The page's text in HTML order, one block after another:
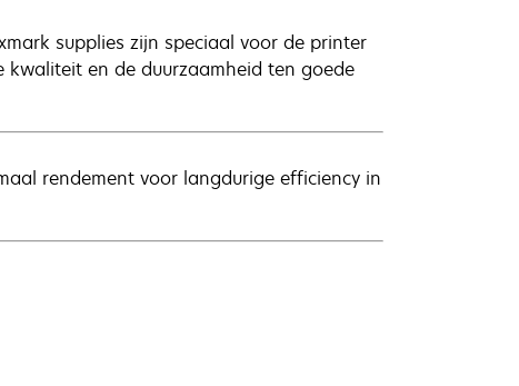
supplies zijn speciaal voor de printer
en de duurzaamheid ten goede
rendement voor langdurige efficiency in